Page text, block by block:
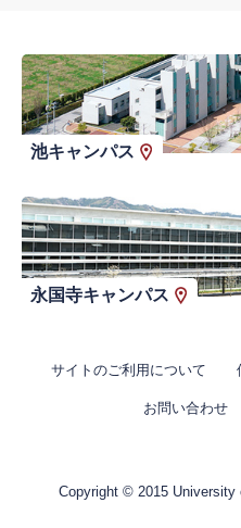
池キャンパス
永国寺キャンパス
サイトのご利用について
お問い合わせ
Copyright © 2015 University